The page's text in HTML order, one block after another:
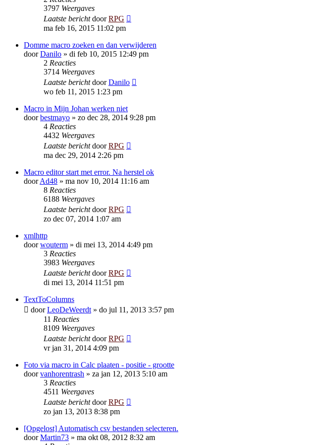
3797 Weergaves
Laatste berichtdoorRPG
ma feb 16, 2015 11:02 pm
Domme macro zoeken en dan verwijderen
doorDanilo » di feb 10, 2015 12:49 pm
2 Reacties
3714 Weergaves
Laatste berichtdoorDanilo
wo feb 11, 2015 1:23 pm
Macro in Mijn Johan werken niet
doorbestmayo » zo dec 28, 2014 9:28 pm
4 Reacties
4432 Weergaves
Laatste berichtdoorRPG
ma dec 29, 2014 2:26 pm
Macro editor start met error. Na herstel ok
doorAd48 » ma nov 10, 2014 11:16 am
8 Reacties
6188 Weergaves
Laatste berichtdoorRPG
zo dec 07, 2014 1:07 am
xmlhttp
doorwouterm » di mei 13, 2014 4:49 pm
3 Reacties
3983 Weergaves
Laatste berichtdoorRPG
di mei 13, 2014 11:51 pm
TextToColumns
doorLeoDeWeerdt » do jul 11, 2013 3:57 pm
11 Reacties
8109 Weergaves
Laatste berichtdoorRPG
vr jan 31, 2014 4:09 pm
Foto via macro in Calc plaaten - positie - grootte
doorvanhorentrash » za jan 12, 2013 5:10 am
3 Reacties
4511 Weergaves
Laatste berichtdoorRPG
zo jan 13, 2013 8:38 pm
[Opgelost] Automatisch csv bestanden selecteren.
doorMartin73 » ma okt 08, 2012 8:32 am